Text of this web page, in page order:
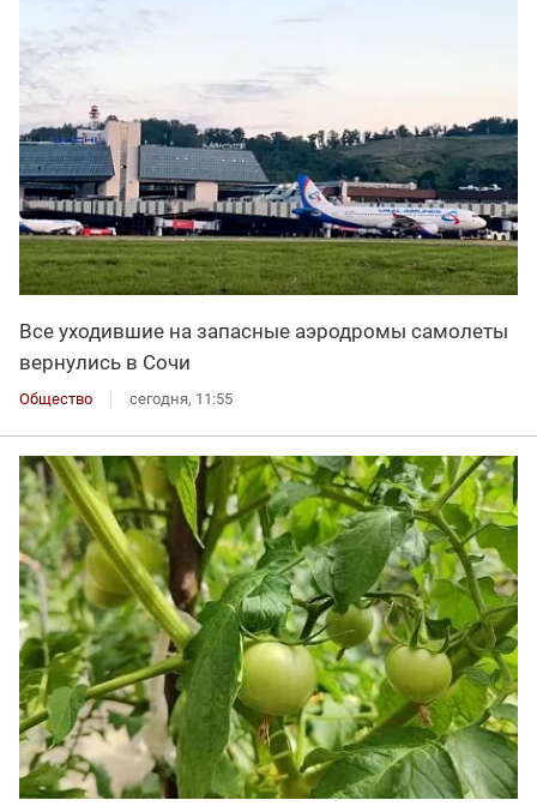
Все уходившие на запасные аэродромы самолеты
вернулись в Сочи
Общество сегодня, 11:55